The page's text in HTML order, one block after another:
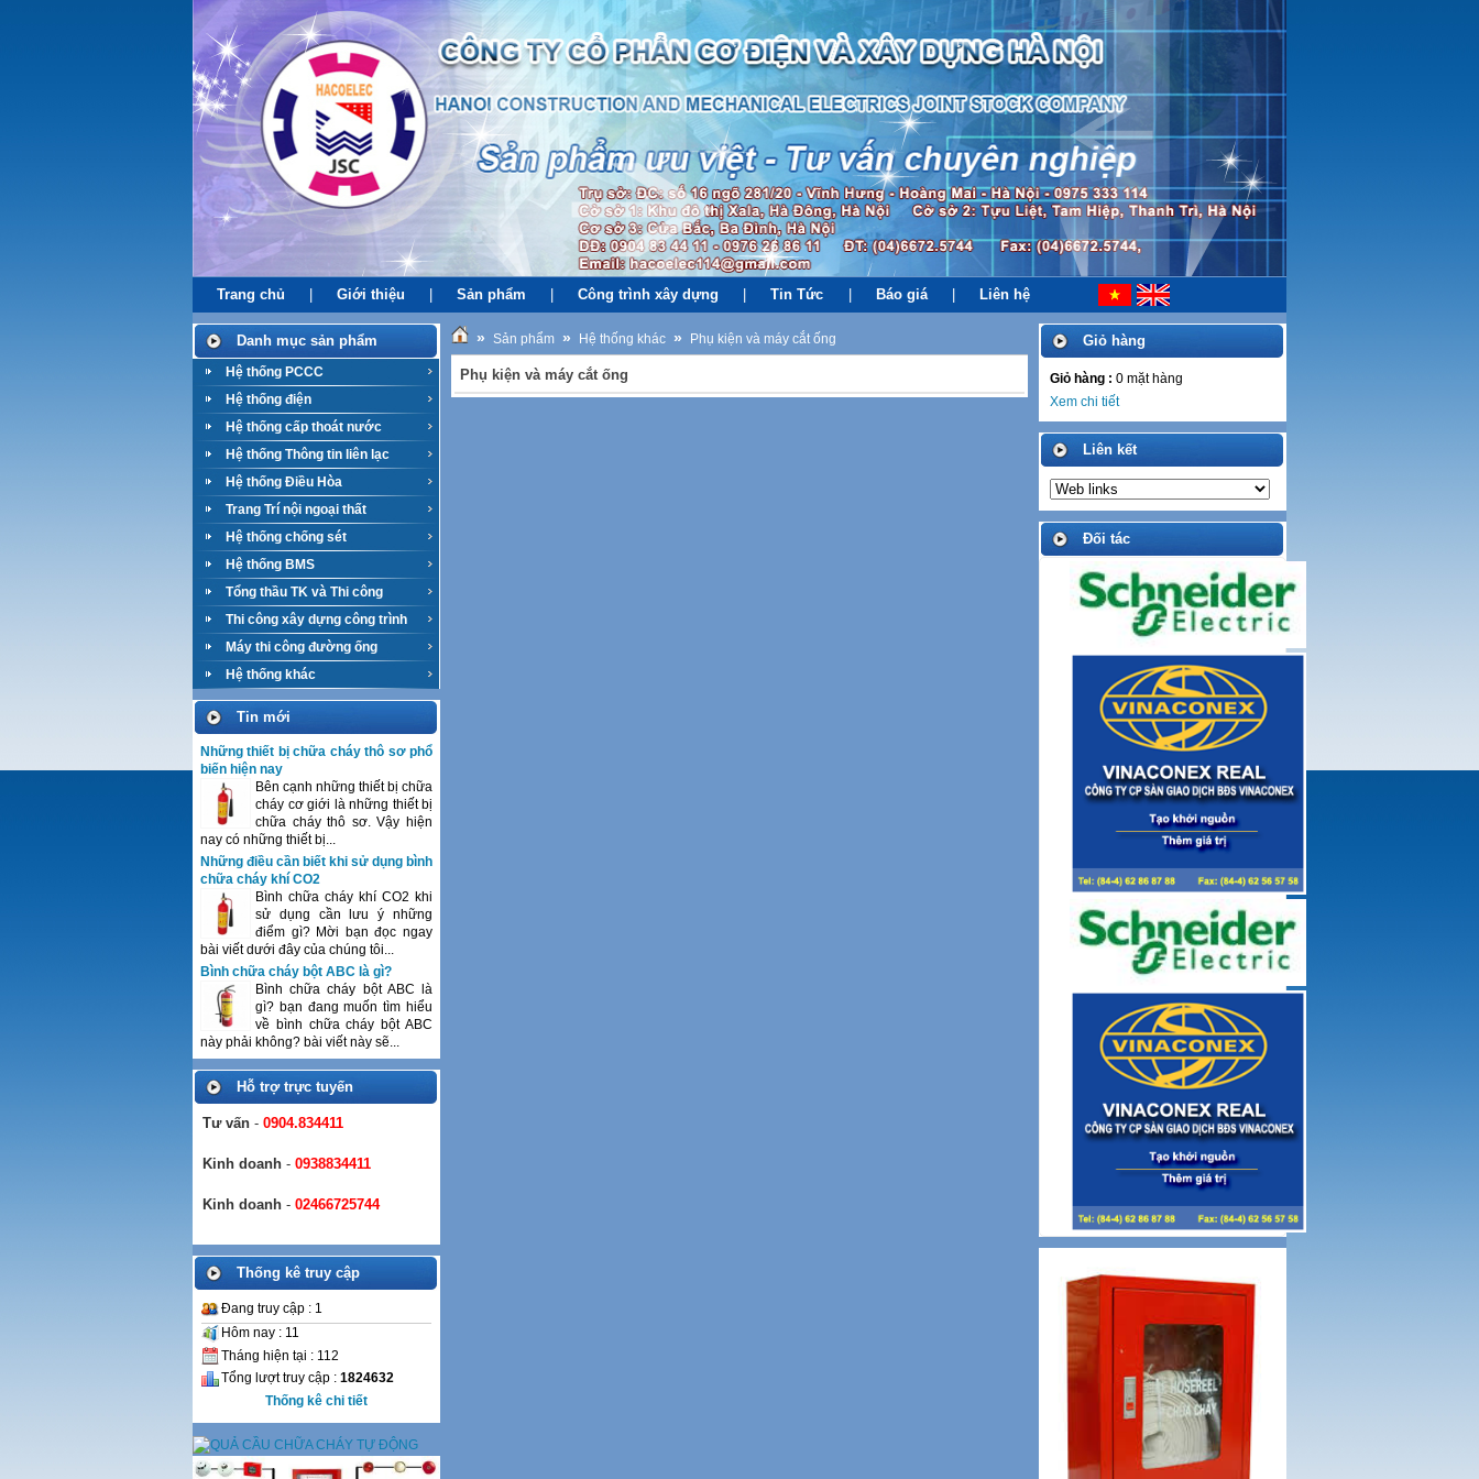
Trang chủ Giới thiệu Sản phẩm Công trình xây dựng Tin Tức Báo giá Liên hệ
Danh mục sản phẩm
Hệ thống PCCC
Hệ thống điện
Hệ thống cấp thoát nước
Hệ thống Thông tin liên lạc
Hệ thống Điều Hòa
Trang Trí nội ngoại thất
Hệ thống chống sét
Hệ thống BMS
Tổng thầu TK và Thi công
M&E
Thi công xây dựng công trình
Máy thi công đường ống
Hệ thống khác
Tin mới
Những thiết bị chữa cháy thô sơ phổ
biến hiện nay
Bên cạnh những thiết bị chữa
cháy cơ giới là những thiết bị
chữa cháy thô sơ. Vậy hiện
nay có những thiết bị...
Những điều cần biết khi sử dụng bình
chữa cháy khí CO2
Bình chữa cháy khí CO2 khi
sử dụng cần lưu ý những
điểm gì? Mời bạn đọc ngay
bài viết dưới đây của chúng tôi...
Bình chữa cháy bột ABC là gì?
Bình chữa cháy bột ABC là
gì? bạn đang muốn tìm hiểu
về bình chữa cháy bột ABC
này phải không? bài viết này sẽ...
Hỗ trợ trực tuyến
Tư vấn - 0904.834411
Kinh doanh - 0938834411
Kinh doanh - 02466725744
Thống kê truy cập
Đang truy cập : 1
Hôm nay : 11
Tháng hiện tại : 112
Tổng lượt truy cập : 1824632
Thống kê chi tiết
» Sản phẩm » Hệ thống khác » Phụ kiện và máy cắt ống
Phụ kiện và máy cắt ống
Giỏ hàng
Giỏ hàng : 0 mặt hàng
Xem chi tiết
Liên kết
Đối tác